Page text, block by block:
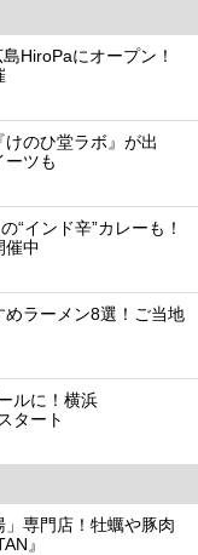
HiroPaにオープン！
のひ堂ラボ』が出
ーツも
“インド辛”カレーも！
催中
めラーメン8選！ご当地
ルに！横浜
タート
専門店！牡蠣や豚肉
』